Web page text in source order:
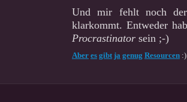
Und mir fehlt noch der
klarkommt. Entweder
Procrastinator sein ;-)
Aber es gibt ja genug Resourcen :)